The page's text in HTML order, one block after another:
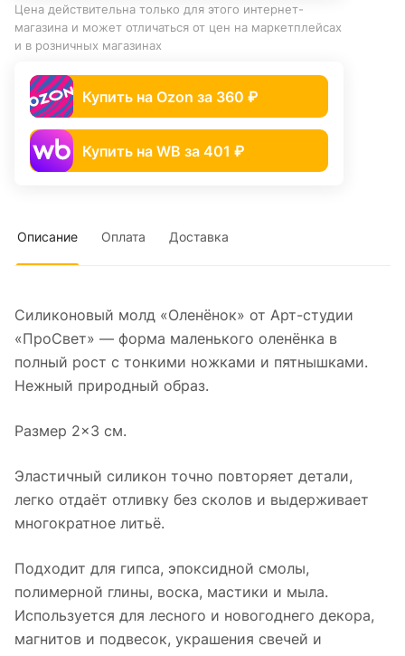
Цена действительна только для этого интернет-
магазина и может отличаться от цен на маркетплейсах
и в розничных магазинах
Купить на Ozon за 360 ₽
Купить на WB за 401 ₽
Описание Оплата Доставка
Силиконовый молд «Оленёнок» от Арт-студии
«ПроСвет» — форма маленького оленёнка в
полный рост с тонкими ножками и пятнышками.
Нежный природный образ.
Размер 2×3 см.
Эластичный силикон точно повторяет детали,
легко отдаёт отливку без сколов и выдерживает
многократное литьё.
Подходит для гипса, эпоксидной смолы,
полимерной глины, воска, мастики и мыла.
Используется для лесного и новогоднего декора,
магнитов и подвесок, украшения свечей и